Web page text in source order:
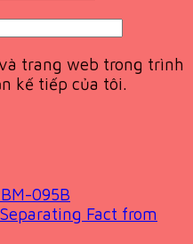
trang web trong trình
kế tiếp của tôi.
095B
Fact from